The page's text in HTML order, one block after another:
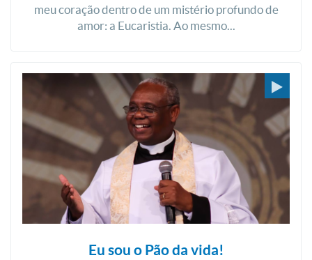
meu coração dentro de um mistério profundo de
amor: a Eucaristia. Ao mesmo...
Eu sou o Pão da vida!